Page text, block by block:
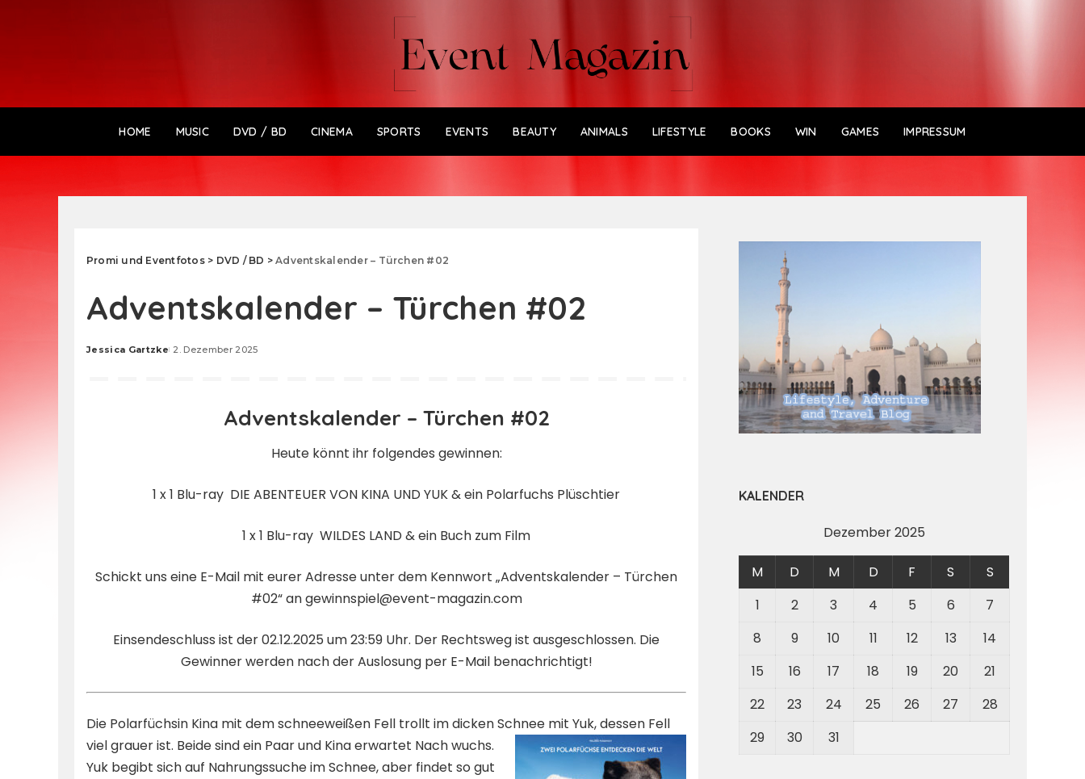
HOME MUSIC DVD / BD CINEMA SPORTS EVENTS BEAUTY ANIMALS LIFESTYLE BOOKS WIN GAMES IMPRESSUM
Promi und Eventfotos> DVD / BD >Adventskalender – Türchen #02
Adventskalender – Türchen #02
Posted
Jessica Gartzke 2. Dezember 2025
Adventskalender – Türchen #02
Heute könnt ihr folgendes gewinnen:
1 x 1 Blu-ray DIE ABENTEUER VON KINA UND YUK & ein Polarfuchs Plüschtier
1 x 1 Blu-ray WILDES LAND & ein Buch zum Film
Schickt uns eine E-Mail mit eurer Adresse unter dem Kennwort „Adventskalender – Türchen
#02“ angewinnspiel@event-magazin.com
Einsendeschluss ist der 02.12.2025 um 23:59 Uhr. Der Rechtsweg ist ausgeschlossen. Die
Gewinner werden nach der Auslosung per E-Mail benachrichtigt!
Die Polarfüchsin Kina mit dem schneeweißen Fell trollt im dicken Schnee mit Yuk, dessen Fell
viel grauer ist. Beide sind ein Paar und Kina erwartet Nach wuchs.
Yuk begibt sich auf Nahrungssuche im Schnee, aber findet so gut
KALENDER
Dezember 2025
M D M D F S
S
1
2 3 4 5 6
7
8
9 10 11 12 13
14
15
16 17 18 19 20
21
22
23 24 25 26 27
28
29
30 31